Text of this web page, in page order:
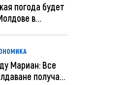
погода будет
в
Мариан: Все
получат